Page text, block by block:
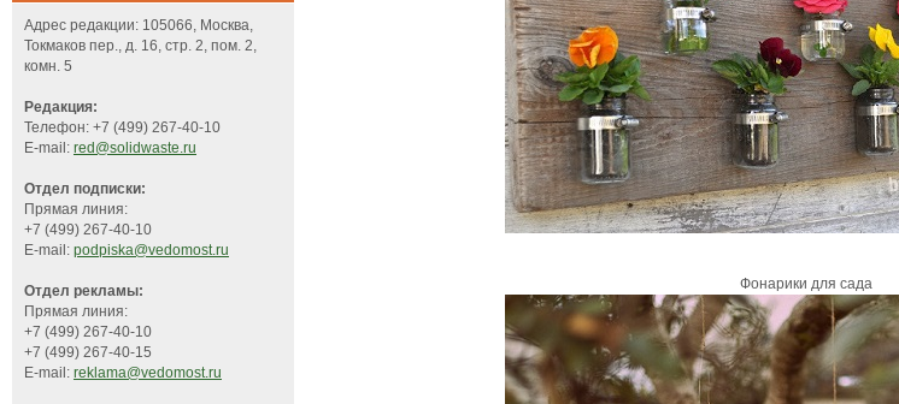
Адрес редакции: 105066, Москва,
Токмаков пер., д. 16, стр. 2, пом. 2,
комн. 5
Редакция:
Телефон: +7 (499) 267-40-10
E-mail: red@solidwaste.ru
Отдел подписки:
Прямая линия:
+7 (499) 267-40-10
E-mail: podpiska@vedomost.ru
Отдел рекламы:
Прямая линия:
+7 (499) 267-40-10
+7 (499) 267-40-15
E-mail: reklama@vedomost.ru
Фонарики для сада